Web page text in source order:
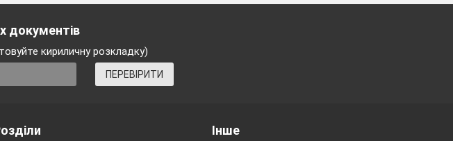
документів
кириличну розкладку)
ПЕРЕВІРИТИ
Інше